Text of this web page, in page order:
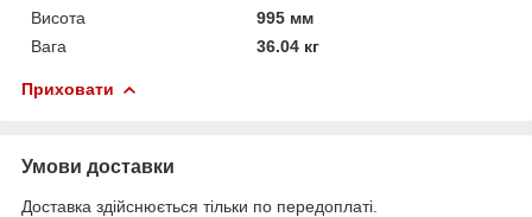
Висота
995 мм
Вага
36.04 кг
Приховати
Умови доставки
Доставка здійснюється тільки по передоплаті.